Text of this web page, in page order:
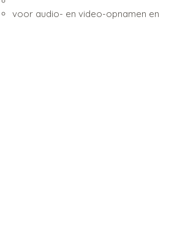
voor audio- en video-opnamen en